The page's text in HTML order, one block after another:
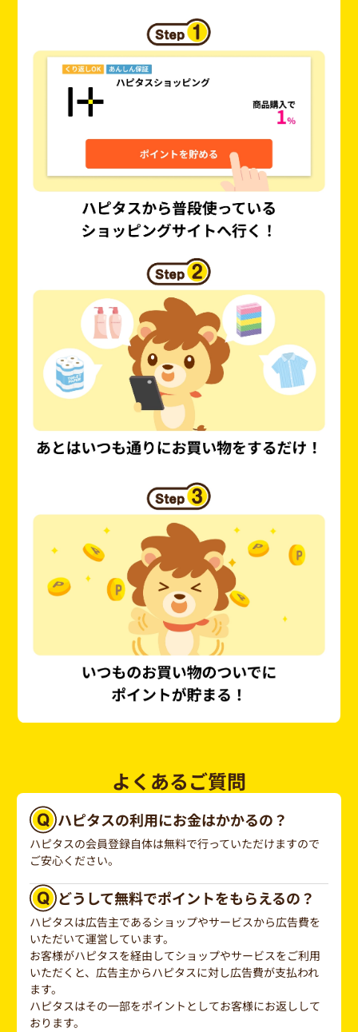
よくあるご質問
ハピタスの利用にお金はかかるの？
ハピタスの会員登録自体は無料で行っていただけますので
ご安心ください。
どうして無料でポイントをもらえるの？
ハピタスは広告主であるショップやサービスから広告費を
いただいて運営しています。
お客様がハピタスを経由してショップやサービスをご利用
いただくと、広告主からハピタスに対し広告費が支払われ
ます。
ハピタスはその一部をポイントとしてお客様にお返しして
おります。